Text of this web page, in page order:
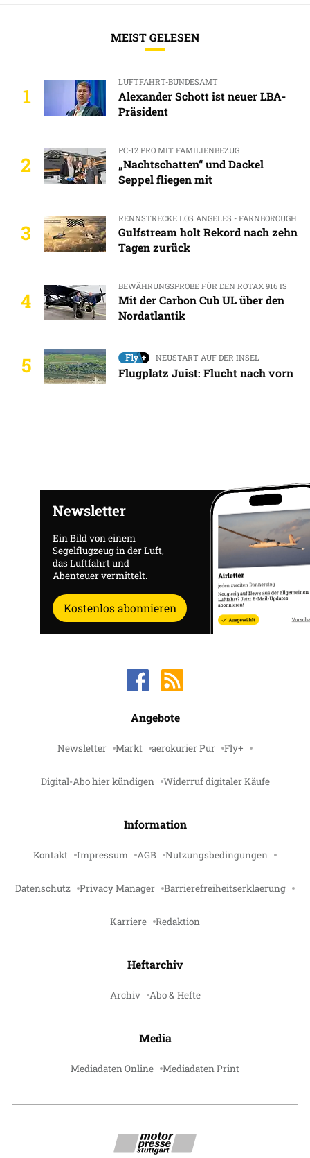
MEIST GELESEN
1
LUFTFAHRT-BUNDESAMT
Alexander Schott ist neuer LBA-
Präsident
2
PC-12 PRO MIT FAMILIENBEZUG
„Nachtschatten“ und Dackel
Seppel fliegen mit
3
RENNSTRECKE LOS ANGELES - FARNBOROUGH
Gulfstream holt Rekord nach zehn
Tagen zurück
4
BEWÄHRUNGSPROBE FÜR DEN ROTAX 916 IS
Mit der Carbon Cub UL über den
Nordatlantik
5 NEUSTART AUF DER INSEL
Flugplatz Juist: Flucht nach vorn
Newsletter
Ein Bild von einem
Segelflugzeug in der Luft,
das Luftfahrt und
Abenteuer vermittelt.
Kostenlos abonnieren
Angebote
Newsletter Markt aerokurier Pur Fly+
Digital-Abo hier kündigen Widerruf digitaler Käufe
Information
Kontakt Impressum AGB Nutzungsbedingungen
Datenschutz Privacy Manager Barrierefreiheitserklaerung
Karriere Redaktion
Heftarchiv
Archiv Abo & Hefte
Media
Mediadaten Online Mediadaten Print